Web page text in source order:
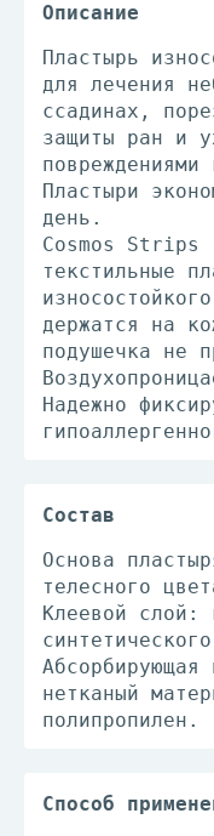
Описание
Пластырь
для лечения
ссадинах,
защиты ран и
повреждениями
Пластыри
день.
Cosmos Strips
текстильные
держатся на
подушечка не
Надежно
Состав
Основа
телесного
Клеевой слой:
нетканый
полипропилен.
Способ